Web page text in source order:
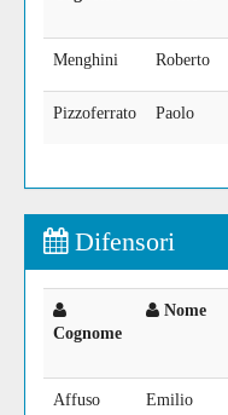
Menghini Roberto
Pizzoferrato Paolo
Difensori
Cognome
Nome
Affuso Emilio